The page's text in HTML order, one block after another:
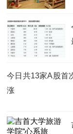
今日共13家A股首
涨